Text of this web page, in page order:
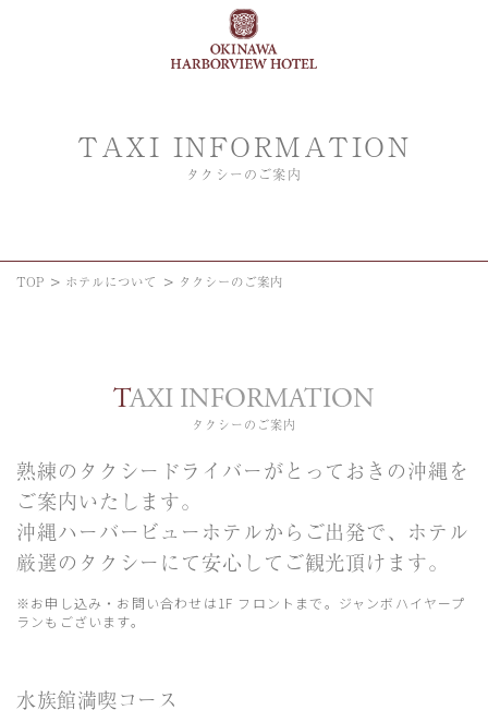
TAXI INFORMATION
タクシーのご案内
TOP ホテルについて タクシーのご案内
TAXI INFORMATION
タクシーのご案内
熟練のタクシードライバーがとっておきの沖縄を
ご案内いたします。
沖縄ハーバービューホテルからご出発で、ホテル
厳選のタクシーにて安心してご観光頂けます。
※お申し込み・お問い合わせは1F フロントまで。ジャンボハイヤープ
ランもございます。
水族館満喫コース